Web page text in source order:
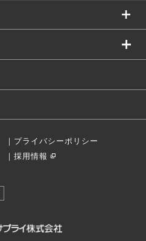
｜ プライバシーポリシー
｜採用情報